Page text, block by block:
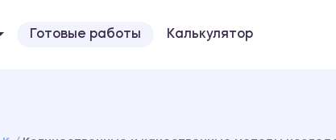
Готовые работы Калькулятор